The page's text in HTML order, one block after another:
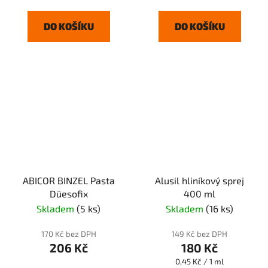
DO KOŠÍKU DO KOŠÍKU
ABICOR BINZEL Pasta
Düesofix
Skladem (5 ks)
170 Kč bez DPH
206 Kč
Alusil hliníkový sprej
400 ml
Skladem (16 ks)
149 Kč bez DPH
180 Kč
Měrná
0,45 Kč / 1 ml